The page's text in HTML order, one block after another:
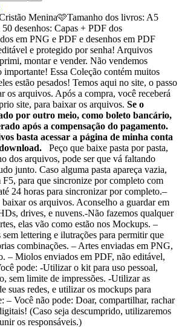
Menina🩷Tamanho dos livros: A5
desenhos: Capas + PDF dos
em PNG e PDF e desenhos em PDF
e protegido por senha! Arquivos
montar e vender. Não vendemos
Essa Coleção contém muitos
estão pesados! Temos aqui no site, o passo
os arquivos. Após a compra, você receberá
site, para baixar os arquivos. Se o
por outro meio, como boleto bancário,
após a compensação do pagamento.
basta acessar a página de minha conta
Peço que baixe pasta por pasta,
dos arquivos, pode ser que vá faltando
junto. Caso alguma pasta apareça vazia,
F5, para que sincronize por completo com
24 horas para sincronizar por completo.–
os arquivos. Aconselho a guardar em
drives, e nuvens.-Não fazemos qualquer
elas vão como estão nos Mockups. –
lettering e ilutrações para permitir que
combinações. – Artes enviadas em PNG,
– Miolos enviados em PDF, não editável,
pode: -Utilizar o kit para uso pessoal,
sem limite de impressões. -Utilizar as
suas redes, e utilizar os mockups para
– Você não pode: Doar, compartilhar, rachar
(Caso seja descumprido, utilizaremos
os responsáveis.)